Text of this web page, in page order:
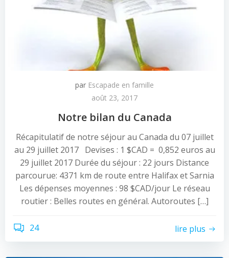
par Escapade en famille
août 23, 2017
Notre bilan du Canada
Récapitulatif de notre séjour au Canada du 07 juillet
au 29 juillet 2017 Devises : 1 $CAD = 0,852 euros au
29 juillet 2017 Durée du séjour : 22 jours Distance
parcourue: 4371 km de route entre Halifax et Sarnia
Les dépenses moyennes : 98 $CAD/jour Le réseau
routier : Belles routes en général. Autoroutes […]
24 lire plus